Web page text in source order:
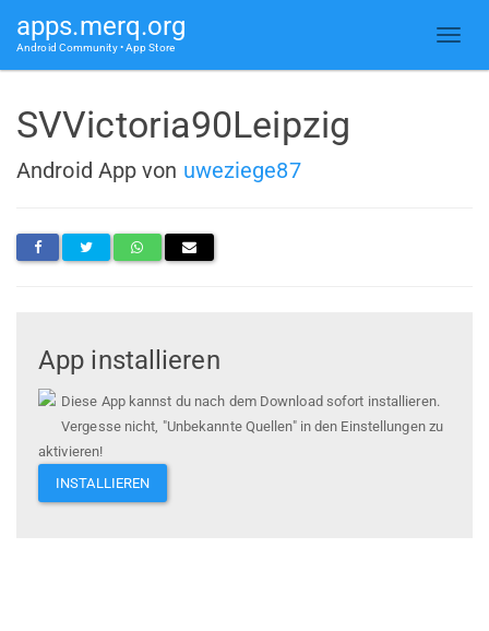
apps.merq.org
Android Community • App Store
SVVictoria90Leipzig
Android App von uweziege87
App installieren
Diese App kannst du nach dem Download sofort installieren.
Vergesse nicht, "Unbekannte Quellen" in den Einstellungen zu
aktivieren!
INSTALLIEREN